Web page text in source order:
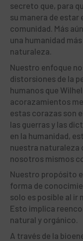
secreto que, para
su manera de estar
comunidad. Más
una humanidad
naturaleza.
Nuestro enfoque
distorsiones de la
humanos que
acorazamientos
estas corazas son
las guerras y las
en la humanidad,
nuestra naturaleza
nosotros mismos
Nuestro propósito
forma de
solo es posible al ir
Esto implica
natural y orgánico.
A través de la